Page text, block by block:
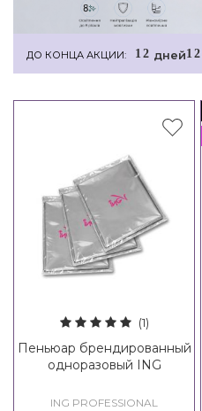
ДО КОНЦА АКЦИИ: 12 дней12
(1)
Пеньюар брендированный
одноразовый ING
ING PROFESSIONAL